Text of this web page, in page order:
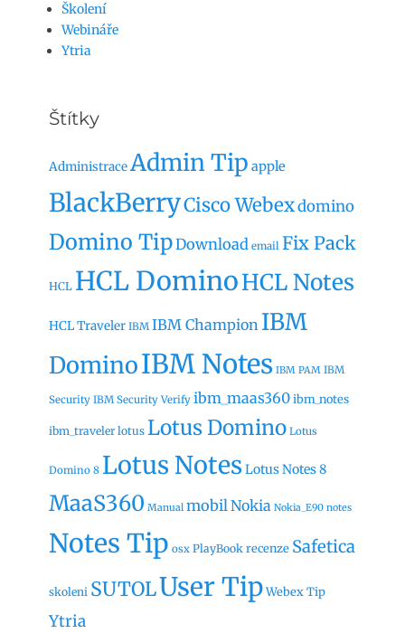
Školení
Webináře
Ytria
Štítky
AdministraceAdmin Tip apple
BlackBerryCisco Webexdomino
Domino TipDownload email Fix Pack
HCL HCL DominoHCL Notes
HCL Traveler IBM IBM Champion IBM
DominoIBM Notes IBM PAM IBM
Security IBM Security Verify ibm_maas360ibm_notes
ibm_traveler lotus Lotus Domino Lotus
Domino 8 Lotus Notes Lotus Notes 8
MaaS360 Manual mobilNokia Nokia_E90 notes
Notes Tip osx PlayBook recenze Safetica
skoleni SUTOLUser TipWebex Tip
Ytria